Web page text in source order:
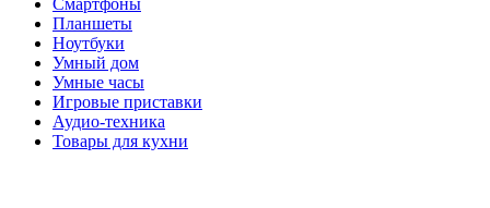
Планшеты
Ноутбуки
Умный дом
Умные часы
Игровые приставки
Аудио-техника
Товары для кухни